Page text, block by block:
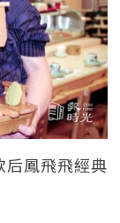
鳳飛飛經典